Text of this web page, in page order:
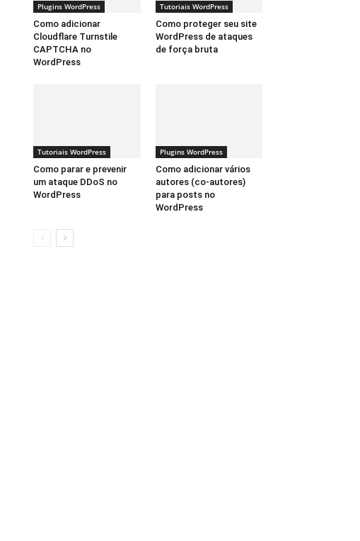
Plugins WordPress
Como adicionar
Cloudflare Turnstile
CAPTCHA no
WordPress
Tutoriais WordPress
Como proteger seu site
WordPress de ataques
de força bruta
Tutoriais WordPress
Como parar e prevenir
um ataque DDoS no
WordPress
Plugins WordPress
Como adicionar vários
autores (co-autores)
para posts no
WordPress